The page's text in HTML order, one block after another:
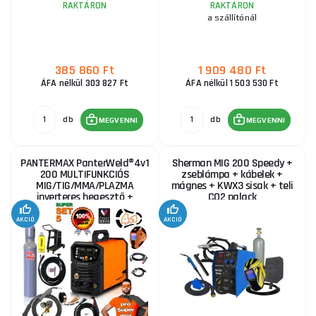
RAKTÁRON 226 840 Ft
Sisak + TELJES CO2 Palack + Spray + Drót
kábelek + burkolat + tömlő + vezeték + kocsi + jobb
szelep + szórófej
RAKTÁRON MEGVENNI 141 750 Ft
PANTERMAX® MIG230DP inverteres hegesztő
MIG/TIG/MMA SET5
RAKTÁRON ks MEGVENNI 292 535 Ft
RAKTÁRON
385 860 Ft
ÁFA nélkül 303 827 Ft
db MEGVENNI
RAKTÁRON
a szállítónál
1 909 480 Ft
ÁFA nélkül 1 503 530 Ft
db MEGVENNI
PANTERMAX PanterWeld®4v1
200 MULTIFUNKCIÓS
MIG/TIG/MMA/PLAZMA
inverteres hegesztő +
burkolat + piros. Szelep +
huzal...
AKCIÓ
Sherman MIG 200 Speedy +
zseblámpa + kábelek +
mágnes + KWX3 sisak + teli
CO2 palack
AKCIÓ